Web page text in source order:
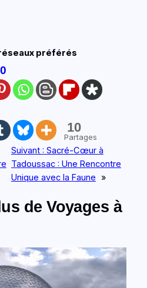
préférés
10
Partages
Suivant : Sacré-Cœur à
Tadoussac : Une Rencontre
Unique avec la Faune »
de Voyages à